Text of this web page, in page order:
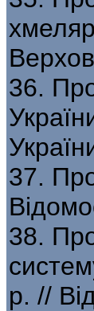
36.
37.
38.
р. //